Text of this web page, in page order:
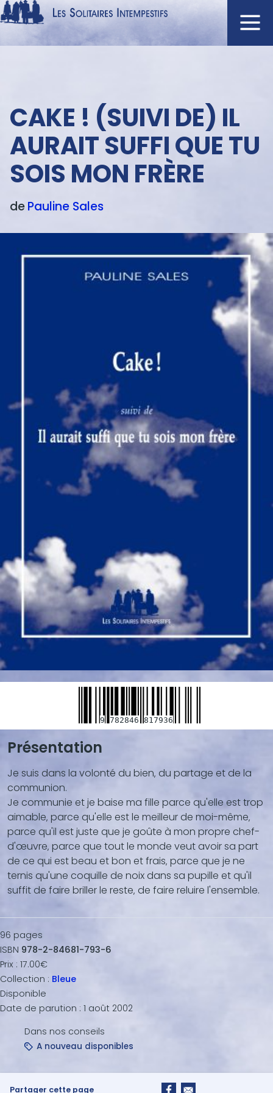
Aller
au
principal
Navigation
NOUVEAUTÉS
AUTEURS
À L'AFFICHE
CATALOGUE
DISTINCTIONS
texte
CAKE ! (SUIVI DE) IL
AURAIT SUFFI QUE TU
SOIS MON FRÈRE
dePauline Sales
9 782846 817936
Blocs
contenu
(texte,
vidéo,
...)
Présentation
Je suis dans la volonté du bien‚ du partage et de la
communion.
Je communie et je baise ma fille parce qu'elle est trop
aimable‚ parce qu'elle est le meilleur de moi-même‚
parce qu'il est juste que je goûte à mon propre chef-
d'œuvre‚ parce que tout le monde veut avoir sa part
de ce qui est beau et bon et frais‚ parce que je ne
ternis qu'une coquille de noix dans sa pupille et qu'il
suffit de faire briller le reste‚ de faire reluire l'ensemble.
96 pages
ISBN 978-2-84681-793-6
Prix : 17.00€
Collection : Bleue
Disponible
Date de parution : 1 août 2002
Dans nos conseils
A nouveau disponibles
Partager cette page